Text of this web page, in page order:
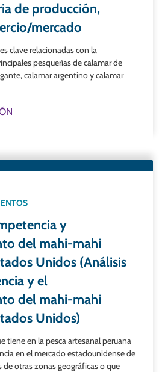
de producción,
mercado
clave relacionadas con la
pesquerías de calamar de
calamar argentino y calamar
y
del mahi-mahi
Unidos (Análisis
y el
del mahi-mahi
Unidos)
tiene en la pesca artesanal peruana
en el mercado estadounidense de
otras zonas geográficas o que